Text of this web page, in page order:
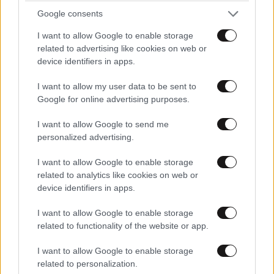
Google consents
I want to allow Google to enable storage
related to advertising like cookies on web or
device identifiers in apps.
I want to allow my user data to be sent to
Google for online advertising purposes.
I want to allow Google to send me
personalized advertising.
I want to allow Google to enable storage
related to analytics like cookies on web or
device identifiers in apps.
I want to allow Google to enable storage
related to functionality of the website or app.
I want to allow Google to enable storage
related to personalization.
Πραμα... Απο τ μουρη φαινεται η κακια της. Ας την
φανε οι τυψεις
Απαντήστε
TRENDING